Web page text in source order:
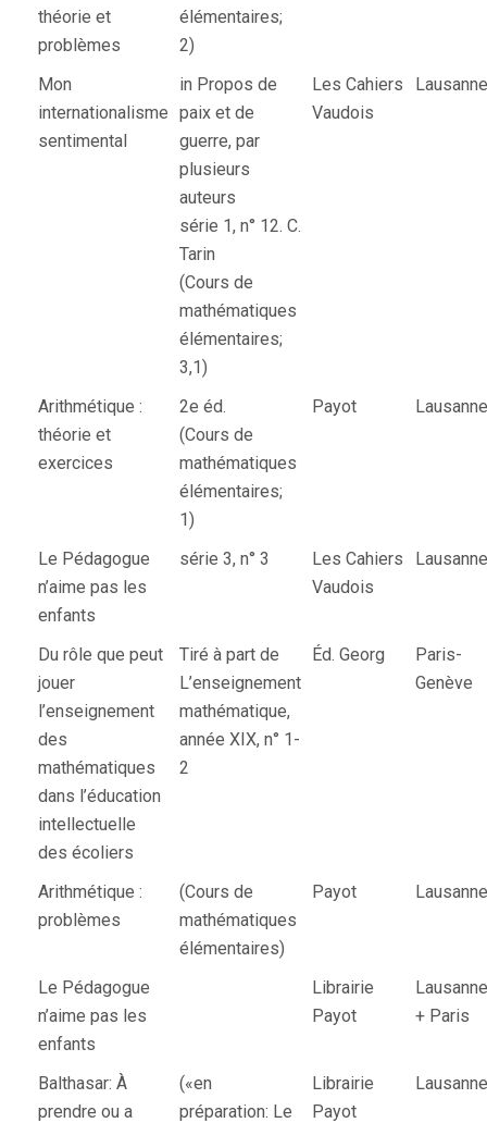
théorie et
problèmes
élémentaires;
2)
Mon
internationalisme
sentimental
in Propos de
paix et de
guerre, par
plusieurs
auteurs
série 1, n° 12. C.
Tarin
(Cours de
mathématiques
élémentaires;
3,1)
Les Cahiers
Vaudois
Lausanne
Arithmétique :
théorie et
exercices
2e éd.
(Cours de
mathématiques
élémentaires;
1)
Payot Lausanne
Le Pédagogue
n’aime pas les
enfants
série 3, n° 3
Les Cahiers
Vaudois
Lausanne
Du rôle que peut
jouer
l’enseignement
des
mathématiques
dans l’éducation
intellectuelle
des écoliers
Tiré à part de
L’enseignement
mathématique,
année XIX, n° 1-
2
Éd. Georg
Paris-
Genève
Arithmétique :
problèmes
(Cours de
mathématiques
élémentaires)
Payot Lausanne
Le Pédagogue
n’aime pas les
enfants
Librairie
Payot
Lausanne
+ Paris
Balthasar: À
prendre ou a
(«en
préparation: Le
Librairie
Payot
Lausanne